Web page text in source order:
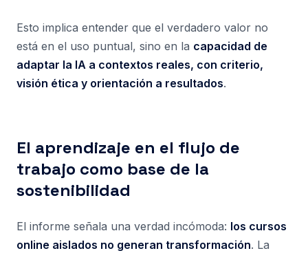
Esto implica entender que el verdadero valor no
está en el uso puntual, sino en la capacidad de
adaptar la IA a contextos reales, con criterio,
visión ética y orientación a resultados.
El aprendizaje en el flujo de
trabajo como base de la
sostenibilidad
El informe señala una verdad incómoda: los cursos
online aislados no generan transformación. La